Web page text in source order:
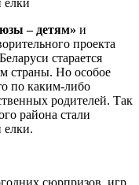
– детям» и
проекта
старается
страны. Но особое
по каким-либо
родителей. Так
района стали
елки.
сюрпризов, игр